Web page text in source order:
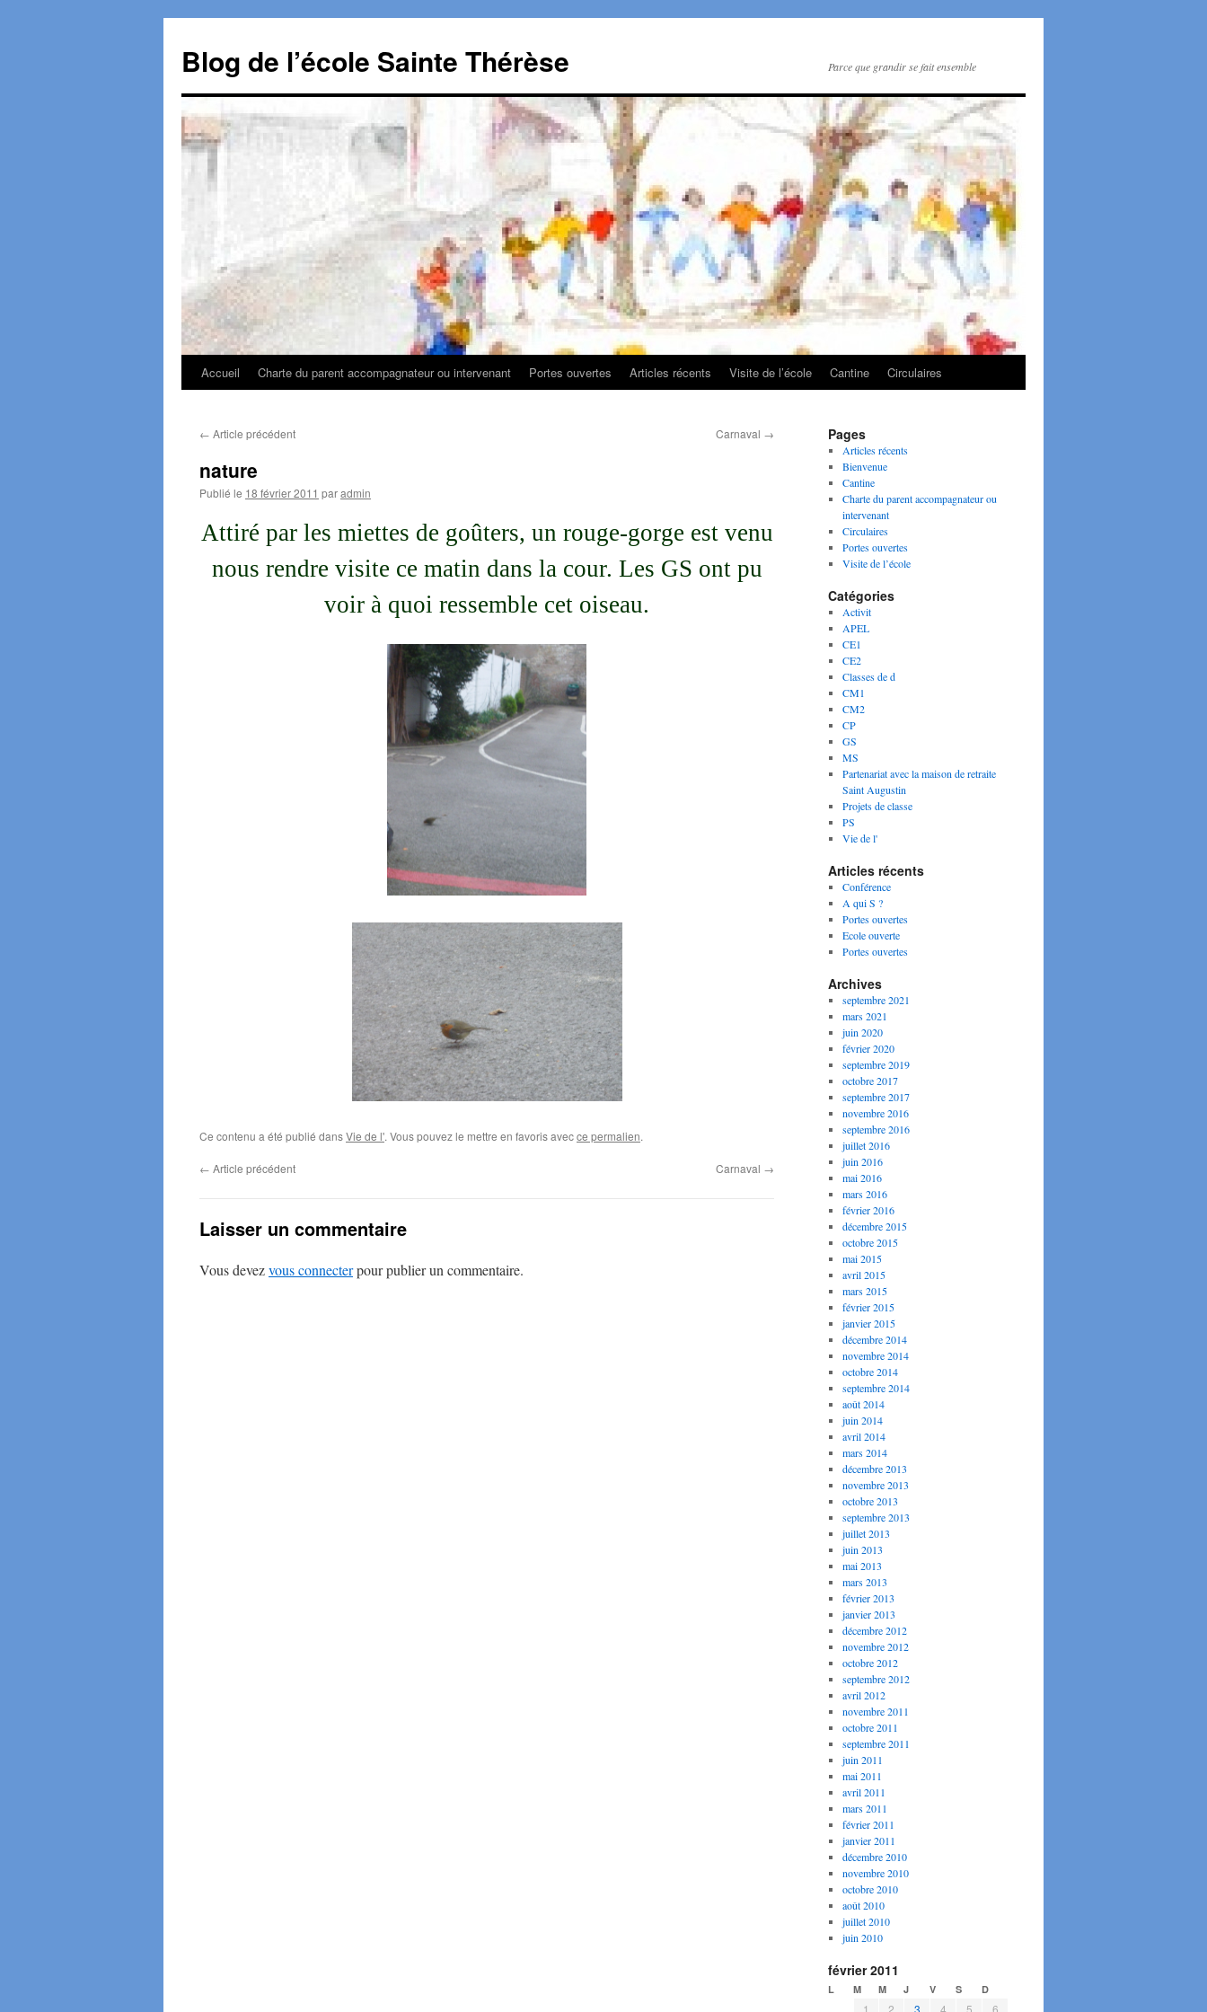
contenu
Blog de l’école Sainte Thérèse Parce que grandir se fait ensemble
Accueil Charte du parent accompagnateur ou intervenant Portes ouvertes Articles récents Visite de l’école Cantine Circulaires
← Article précédent Carnaval →
nature
Publié le 18 février 2011 paradmin
Attiré par les miettes de goûters, un rouge-gorge est venu
nous rendre visite ce matin dans la cour. Les GS ont pu
voir à quoi ressemble cet oiseau.
Ce contenu a été publié dansVie de l'. Vous pouvez le mettre en favoris avecce permalien.
← Article précédent Carnaval →
Laisser un commentaire
Vous devezvous connecterpour publier un commentaire.
Pages
Articles récents
Bienvenue
Cantine
Charte du parent accompagnateur ou
intervenant
Circulaires
Portes ouvertes
Visite de l’école
Catégories
Activit
APEL
CE1
CE2
Classes de d
CM1
CM2
CP
GS
MS
Partenariat avec la maison de retraite
Saint Augustin
Projets de classe
PS
Vie de l'
Articles récents
Conférence
A qui S ?
Portes ouvertes
Ecole ouverte
Portes ouvertes
Archives
septembre 2021
mars 2021
juin 2020
février 2020
septembre 2019
octobre 2017
septembre 2017
novembre 2016
septembre 2016
juillet 2016
juin 2016
mai 2016
mars 2016
février 2016
décembre 2015
octobre 2015
mai 2015
avril 2015
mars 2015
février 2015
janvier 2015
décembre 2014
novembre 2014
octobre 2014
septembre 2014
août 2014
juin 2014
avril 2014
mars 2014
décembre 2013
novembre 2013
octobre 2013
septembre 2013
juillet 2013
juin 2013
mai 2013
mars 2013
février 2013
janvier 2013
décembre 2012
novembre 2012
octobre 2012
septembre 2012
avril 2012
novembre 2011
octobre 2011
septembre 2011
juin 2011
mai 2011
avril 2011
mars 2011
février 2011
janvier 2011
décembre 2010
novembre 2010
octobre 2010
août 2010
juillet 2010
juin 2010
février 2011
L M M J V S D
1 2 3 4 5 6